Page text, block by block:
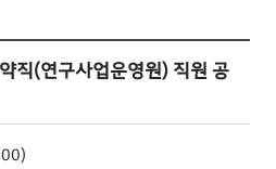
직(연구사업운영원) 직원 공